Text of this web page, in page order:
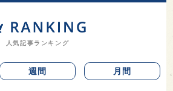
人気記事ランキング
週間 月間